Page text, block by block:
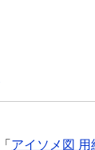
「 アイソメ図 用